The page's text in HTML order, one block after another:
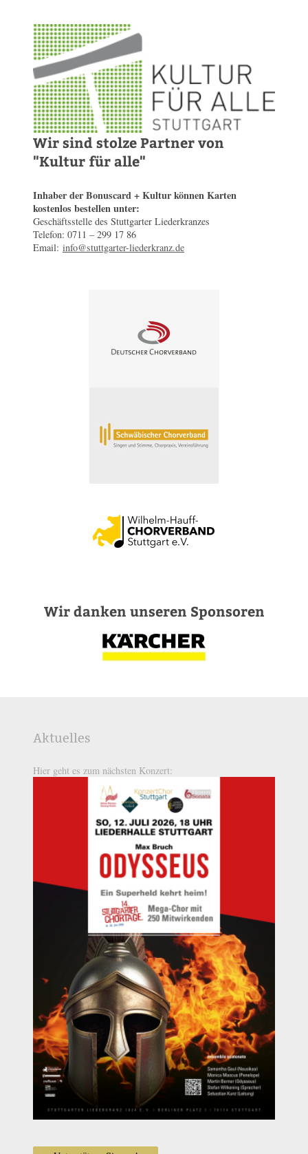
Wir sind stolze Partner von
"Kultur für alle"
Inhaber der Bonuscard + Kultur können Karten
kostenlos bestellen unter:
Geschäftsstelle des Stuttgarter Liederkranzes
Telefon: 0711 – 299 17 86
Email: info@stuttgarter-liederkranz.de
Wir danken unseren Sponsoren
Aktuelles
Hier geht es zum nächsten Konzert: